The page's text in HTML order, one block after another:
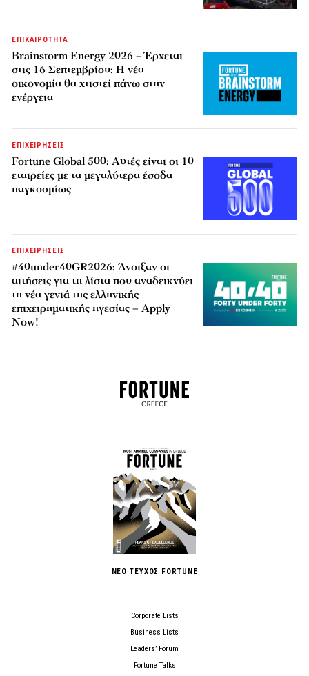
ΕΠΙΚΑΙΡΟΤΗΤΑ
Brainstorm Energy 2026 – Έρχεται
στις 16 Σεπτεμβρίου: Η νέα
οικονομία θα χτιστεί πάνω στην
ενέργεια
ΕΠΙΧΕΙΡΗΣΕΙΣ
Fortune Global 500: Αυτές είναι οι 10
εταιρείες με τα μεγαλύτερα έσοδα
παγκοσμίως
ΕΠΙΧΕΙΡΗΣΕΙΣ
#40under40GR2026: Άνοιξαν οι
αιτήσεις για τη λίστα που αναδεικνύει
τη νέα γενιά της ελληνικής
επιχειρηματικής ηγεσίας – Apply
Now!
ΝΕΟ ΤΕΥΧΟΣ FORTUNE
Corporate Lists
Business Lists
Leaders’ Forum
Fortune Talks